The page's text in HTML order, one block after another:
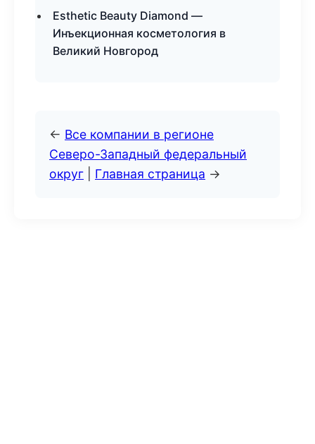
Esthetic Beauty Diamond —
Инъекционная косметология в
Великий Новгород
← Все компании в регионе
Северо-Западный федеральный
округ
Главная страница →